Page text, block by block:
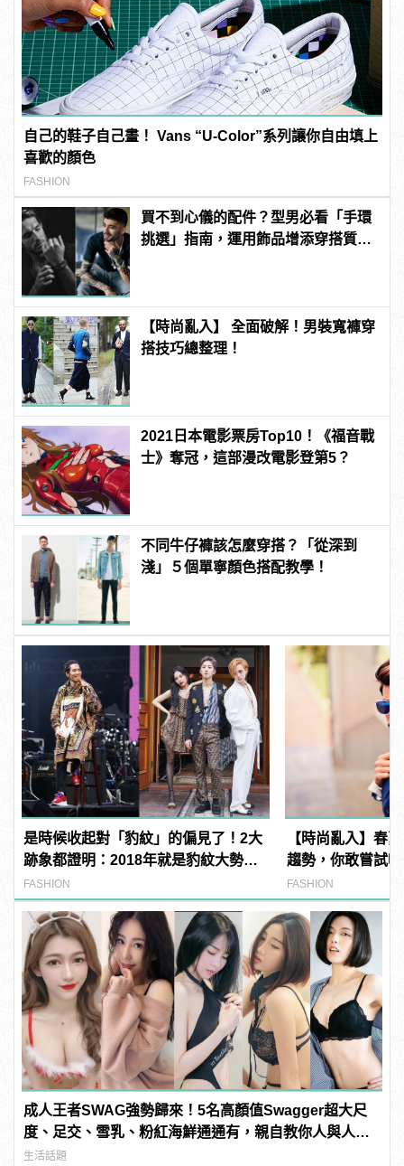
自己的鞋子自己畫！ Vans “U-Color”系列讓你自由填上
喜歡的顏色
FASHION
買不到心儀的配件？型男必看「手環
挑選」指南，運用飾品增添穿搭質
【時尚亂入】 全面破解！男裝寬褲穿
搭技巧總整理！
2021日本電影票房Top10！《福音戰
士》奪冠，這部漫改電影登第5？
不同牛仔褲該怎麼穿搭？「從深到
淺」５個單寧顏色搭配教學！
是時候收起對「豹紋」的偏見了！2大
跡象都證明：2018年就是豹紋大勢
年！
FASHION
【時尚亂入】春
趨勢，你敢嘗試
FASHION
成人王者SWAG強勢歸來！5名高顏值Swagger超大尺
度、足交、雪乳、粉紅海鮮通通有，親自教你人與人的
連結！ | manfashion這樣變型男
生活話題